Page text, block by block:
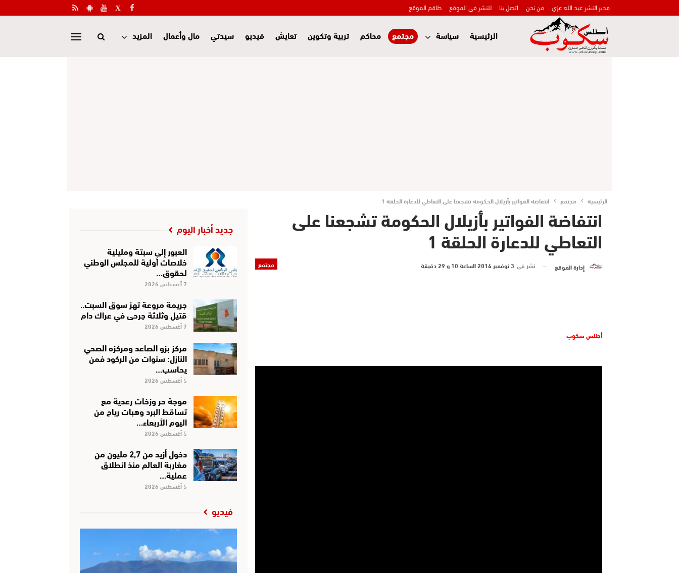
مدير النشر عبد الله عزي من نحن اتصل بنا للنشر في الموقع طاقم الموقع
الرئيسية سياسة مجتمع محاكم تربية وتكوين تعايش فيديو سيدتي مال وأعمال المزيد
الرئيسية مجتمع انتفاضة الفواتير بأزيلال الحكومة تشجعنا على التعاطي للدعارة الحلقة 1
انتفاضة الفواتير بأزيلال الحكومة تشجعنا على
التعاطي للدعارة الحلقة 1
مجتمع إدارة الموقع نشر في 3 نوفمبر 2014 الساعة 10 و 29 دقيقة
أطلس سكوب
جديد أخبار اليوم
العبور إلى سبتة ومليلية
خلاصات أولية للمجلس الوطني
لحقوق…
7 أغسطس 2026
جريمة مروعة تهز سوق السبت..
قتيل وثلاثة جرحى في عراك دام
7 أغسطس 2026
مركز بزو الصاعد ومركزه الصحي
النازل: سنوات من الركود فمن
يحاسب…
5 أغسطس 2026
موجة حر وزخات رعدية مع
تساقط البرد وهبات رياح من
اليوم الأربعاء…
5 أغسطس 2026
دخول أزيد من 2,7 مليون من
مغاربة العالم منذ انطلاق
عملية…
5 أغسطس 2026
فيديو